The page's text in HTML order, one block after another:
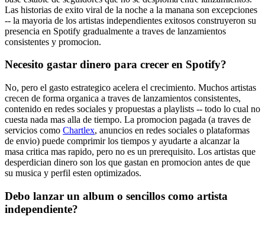
Las historias de exito viral de la noche a la manana son excepciones
-- la mayoria de los artistas independientes exitosos construyeron su
presencia en Spotify gradualmente a traves de lanzamientos
consistentes y promocion.
Necesito gastar dinero para crecer en Spotify?
No, pero el gasto estrategico acelera el crecimiento. Muchos artistas
crecen de forma organica a traves de lanzamientos consistentes,
contenido en redes sociales y propuestas a playlists -- todo lo cual no
cuesta nada mas alla de tiempo. La promocion pagada (a traves de
servicios como Chartlex, anuncios en redes sociales o plataformas
de envio) puede comprimir los tiempos y ayudarte a alcanzar la
masa critica mas rapido, pero no es un prerequisito. Los artistas que
desperdician dinero son los que gastan en promocion antes de que
su musica y perfil esten optimizados.
Debo lanzar un album o sencillos como artista
independiente?